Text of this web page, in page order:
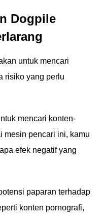
Dogpile
untuk mencari
risiko yang perlu
mencari konten-
mesin pencari ini, kamu
efek negatif yang
paparan terhadap
konten pornografi,